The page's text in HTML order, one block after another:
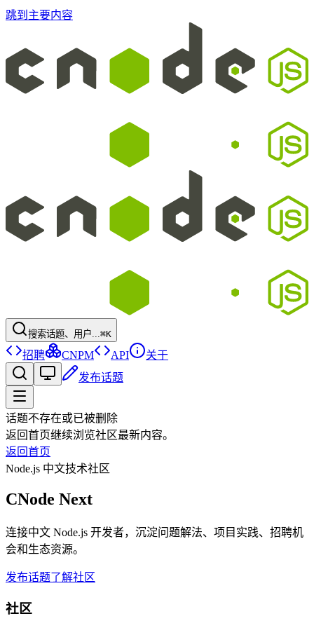
跳到主要内容
搜索话题、用户...⌘K
招聘 CNPM API
关于
发布话题
话题不存在或已被删除
返回首页继续浏览社区最新内容。
返回首页
Node.js 中文技术社区
CNode Next
连接中文 Node.js 开发者，沉淀问题解法、项目实践、招聘机
会和生态资源。
发布话题了解社区
社区